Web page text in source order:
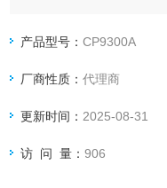
产品型号：CP9300A
厂商性质：代理商
更新时间： 2025-08-31
访 问 量：906